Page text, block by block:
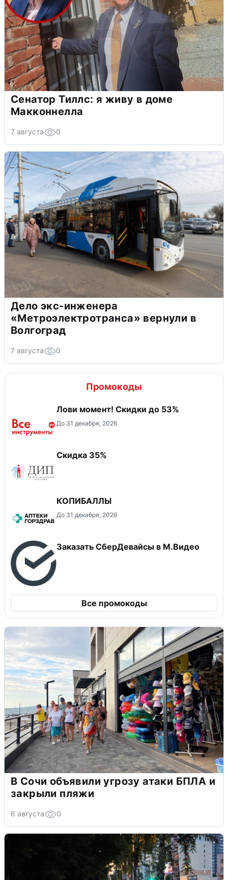
Сенатор Тиллс: я живу в доме
Макконнелла
7 августа 0
Дело экс-инженера
«Метроэлектротранса» вернули в
Волгоград
7 августа 0
Промокоды
Лови момент! Скидки до 53%
До 31 декабря, 2026
Скидка 35%
КОПИБАЛЛЫ
До 31 декабря, 2026
Заказать СберДевайсы в М.Видео
Все промокоды
В Сочи объявили угрозу атаки БПЛА и
закрыли пляжи
6 августа 0